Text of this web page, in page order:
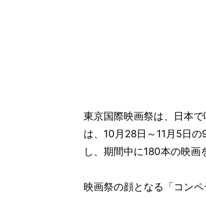
東京国際映画祭は、日本
は、10月28日～11月5日
し、期間中に180本の映画
映画祭の顔となる「コン